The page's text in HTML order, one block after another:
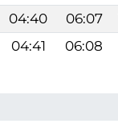
04:40 06:07
04:41 06:08